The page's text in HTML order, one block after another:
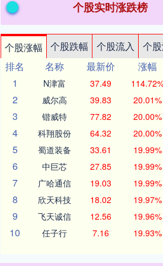
个股实时涨跌榜
个股涨幅 个股跌幅 个股流入 个
排名
名称 最新价 涨幅
1
N津富 37.49
2 威尔高 39.83 20.01%
3 锴威特 77.82 20.00%
4 科翔股份 64.32 20.00%
5 蜀道装备 33.61 19.99%
6 中巨芯 27.85 19.99%
7 广哈通信 19.03 19.99%
8 欣天科技 18.02 19.97%
9 飞天诚信 12.56 19.96%
10 任子行 7.16 19.93%